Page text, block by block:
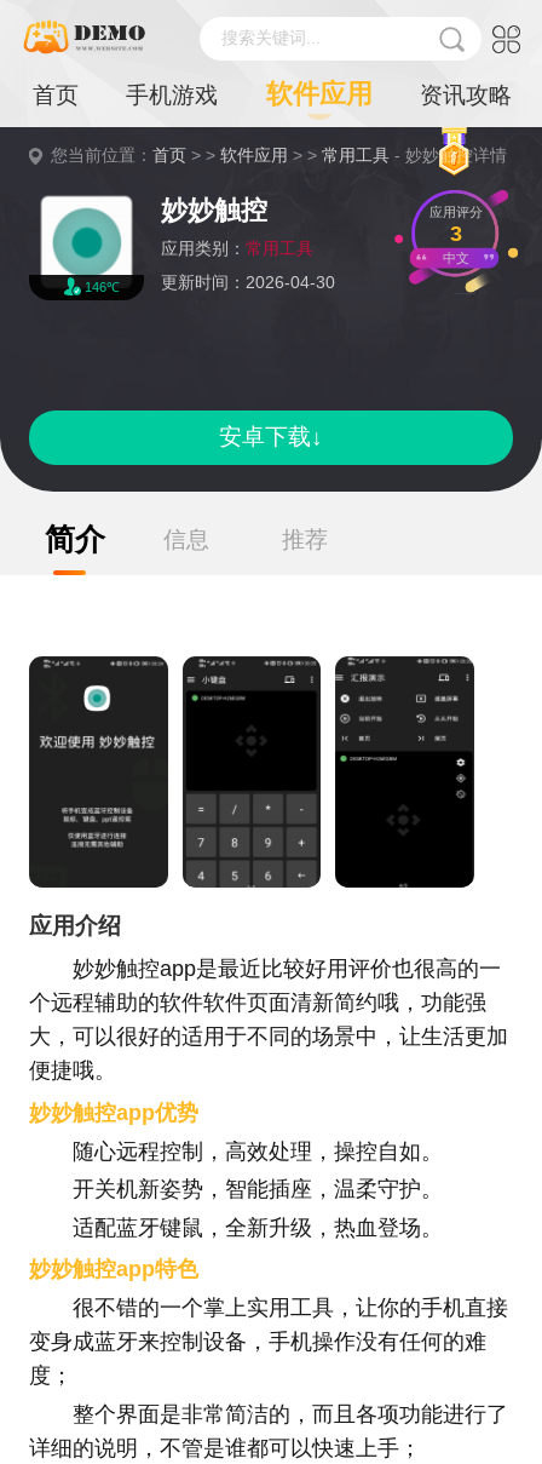
搜索关键词...
首页 手机游戏 软件应用 资讯攻略
您当前位置：首页 > >软件应用 > >常用工具 - 妙妙触控详情
146℃
妙妙触控
应用类别： 常用工具
更新时间：2026-04-30
应用评分
3
中文
安卓下载↓
简介 信息 推荐
应用介绍
妙妙触控app是最近比较好用评价也很高的一
个远程辅助的软件软件页面清新简约哦，功能强
大，可以很好的适用于不同的场景中，让生活更加
便捷哦。
妙妙触控app优势
随心远程控制，高效处理，操控自如。
开关机新姿势，智能插座，温柔守护。
适配蓝牙键鼠，全新升级，热血登场。
妙妙触控app特色
很不错的一个掌上实用工具，让你的手机直接
变身成蓝牙来控制设备，手机操作没有任何的难
度；
整个界面是非常简洁的，而且各项功能进行了
详细的说明，不管是谁都可以快速上手；